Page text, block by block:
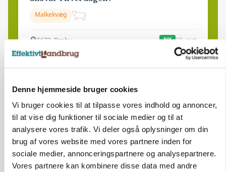
Denne hjemmeside bruger cookies
Vi bruger cookies til at tilpasse vores indhold og annoncer,
til at vise dig funktioner til sociale medier og til at
analysere vores trafik. Vi deler også oplysninger om din
brug af vores website med vores partnere inden for
sociale medier, annonceringspartnere og analysepartnere.
Vores partnere kan kombinere disse data med andre
Malkekvæg
5672, Broby NY 10. aug.
malkekvægsbedrift
Malkekvæg
8830, Tjele NY 10. aug.
Medarbejder til slagtegriseproduktion